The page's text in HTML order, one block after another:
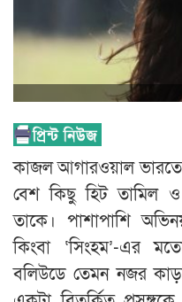
কাজল আগারওয়াল ভারতের
বেশ কিছু হিট তামিল ও
তাকে। পাশাপাশি
কিংবা ‘সিংহম’-এর
বলিউডে তেমন নজর